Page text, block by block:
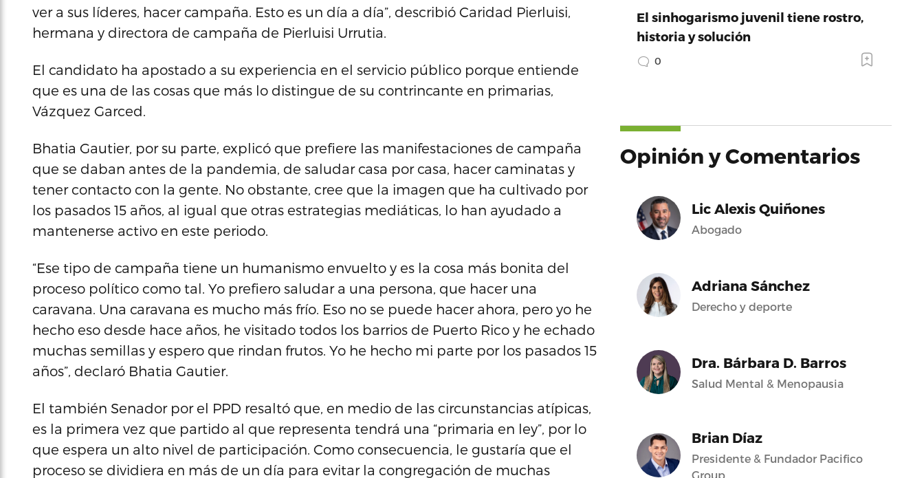
ver a sus líderes, hacer campaña. Esto es un día a día”, describió Caridad Pierluisi,
hermana y directora de campaña de Pierluisi Urrutia.
El candidato ha apostado a su experiencia en el servicio público porque entiende
que es una de las cosas que más lo distingue de su contrincante en primarias,
Vázquez Garced.
Bhatia Gautier, por su parte, explicó que prefiere las manifestaciones de campaña
que se daban antes de la pandemia, de saludar casa por casa, hacer caminatas y
tener contacto con la gente. No obstante, cree que la imagen que ha cultivado por
los pasados 15 años, al igual que otras estrategias mediáticas, lo han ayudado a
mantenerse activo en este periodo.
“Ese tipo de campaña tiene un humanismo envuelto y es la cosa más bonita del
proceso político como tal. Yo prefiero saludar a una persona, que hacer una
caravana. Una caravana es mucho más frío. Eso no se puede hacer ahora, pero yo he
hecho eso desde hace años, he visitado todos los barrios de Puerto Rico y he echado
muchas semillas y espero que rindan frutos. Yo he hecho mi parte por los pasados 15
años”, declaró Bhatia Gautier.
El también Senador por el PPD resaltó que, en medio de las circunstancias atípicas,
es la primera vez que partido al que representa tendrá una “primaria en ley”, por lo
que espera un alto nivel de participación. Como consecuencia, le gustaría que el
proceso se dividiera en más de un día para evitar la congregación de muchas
El sinhogarismo juvenil tiene rostro,
historia y solución
0
Opinión y Comentarios
Lic Alexis Quiñones
Abogado
Adriana Sánchez
Derecho y deporte
Dra. Bárbara D. Barros
Salud Mental & Menopausia
Brian Díaz
Presidente & Fundador Pacifico
Group